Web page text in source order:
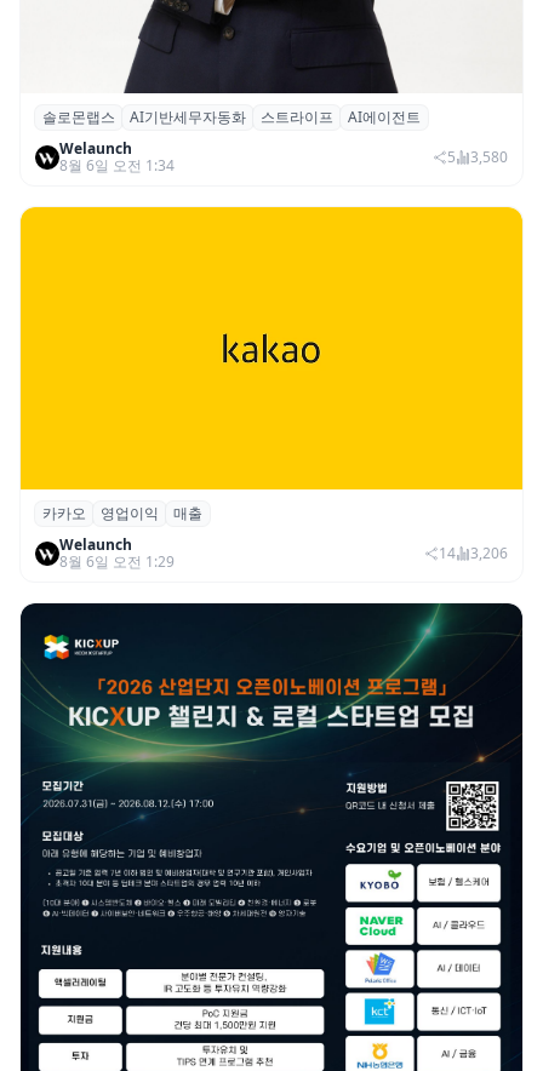
솔로몬랩스, 스트라이프 출신 이창헌 영입…
절세 전략 AI 에이전트 개발 본격화
솔로몬랩스 AI기반세무자동화 스트라이프
AI에이전트
Welaunch
8월 6일 오전 1:34
5 3,580
카카오, 2026년 2분기 매출 2조985억·영업
이익 2770억…역대 분기 최대
카카오 영업이익
매출
Welaunch
8월 6일 오전 1:29
14 3,206